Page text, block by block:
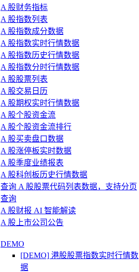
A 股财务指标
A 股指数列表
A 股指数成分数据
A 股指数实时行情数据
A 股指数历史行情数据
A 股指数分时行情数据
A 股股票列表
A 股交易日历
A 股期权实时行情数据
A 股个股资金流
A 股个股资金流排行
A 股买卖盘口数据
A 股涨停板实时数据
A 股季度业绩报表
A 股科创板历史行情数据
查询 A 股股票代码列表数据，支持分页
查询
A 股财报 AI 智能解读
A 股上市公司公告
DEMO
[DEMO] 港股股票指数实时行情数
据